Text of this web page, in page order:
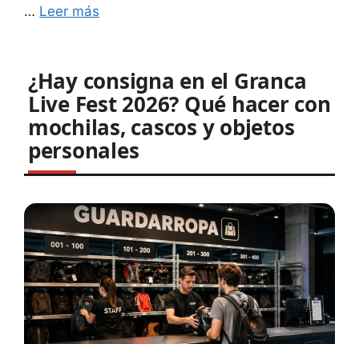
… Leer más
¿Hay consigna en el Granca
Live Fest 2026? Qué hacer con
mochilas, cascos y objetos
personales